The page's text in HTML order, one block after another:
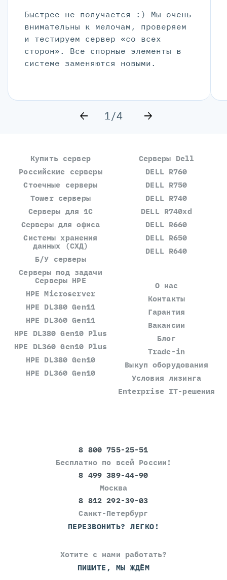
Быстрее не получается :) Мы очень
внимательны к мелочам, проверяем
и тестируем сервер «со всех
сторон». Все спорные элементы в
системе заменяются новыми.
1/4
Купить сервер
Российские серверы
Стоечные серверы
Tower серверы
Серверы для 1С
Серверы для офиса
Системы хранения
данных (СХД)
Б/У серверы
Серверы под задачи
Серверы Dell
DELL R760
DELL R750
DELL R740
DELL R740xd
DELL R660
DELL R650
DELL R640
Серверы HPE
HPE Microserver
HPE DL380 Gen11
HPE DL360 Gen11
HPE DL380 Gen10 Plus
HPE DL360 Gen10 Plus
HPE DL380 Gen10
HPE DL360 Gen10
О нас
Контакты
Гарантия
Вакансии
Блог
Trade-in
Выкуп оборудования
Условия лизинга
Enterprise IT-решения
8 800 755-25-51
Бесплатно по всей России!
8 499 389-44-90
Москва
8 812 292-39-03
Санкт-Петербург
ПЕРЕЗВОНИТЬ? ЛЕГКО!
Хотите с нами работать?
ПИШИТЕ, МЫ ЖДЁМ